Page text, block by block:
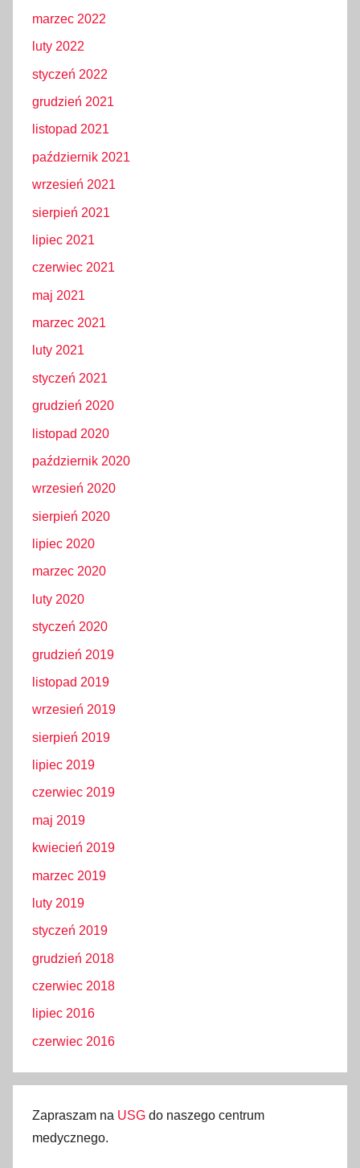
marzec 2022
luty 2022
styczeń 2022
grudzień 2021
listopad 2021
październik 2021
wrzesień 2021
sierpień 2021
lipiec 2021
czerwiec 2021
maj 2021
marzec 2021
luty 2021
styczeń 2021
grudzień 2020
listopad 2020
październik 2020
wrzesień 2020
sierpień 2020
lipiec 2020
marzec 2020
luty 2020
styczeń 2020
grudzień 2019
listopad 2019
wrzesień 2019
sierpień 2019
lipiec 2019
czerwiec 2019
maj 2019
kwiecień 2019
marzec 2019
luty 2019
styczeń 2019
grudzień 2018
czerwiec 2018
lipiec 2016
czerwiec 2016
Zapraszam na USG do naszego centrum
medycznego.